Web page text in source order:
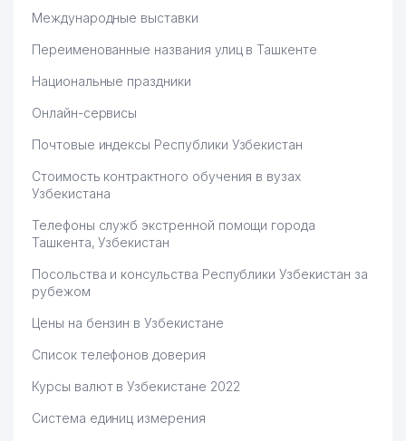
Международные выставки
Переименованные названия улиц в Ташкенте
Национальные праздники
Онлайн-сервисы
Почтовые индексы Республики Узбекистан
Стоимость контрактного обучения в вузах
Узбекистана
Телефоны служб экстренной помощи города
Ташкента, Узбекистан
Посольства и консульства Республики Узбекистан за
рубежом
Цены на бензин в Узбекистане
Список телефонов доверия
Курсы валют в Узбекистане 2022
Система единиц измерения